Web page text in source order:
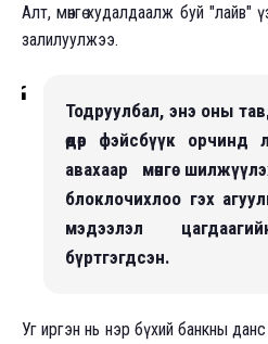
Алт, мөнгө худалдаалж буй "лайв"
залилуулжээ.
Тодруулбал, энэ оны
өдөр фэйсбүүк орчинд
авахаар мөнгө
блоклочихлоо гэх
мэдээлэл
бүртгэгдсэн.
Уг иргэн нь нэр бүхий банкны